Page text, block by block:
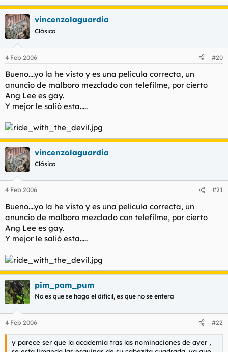
vincenzolaguardia
Clásico
4 Feb 2006 #20
Bueno....yo la he visto y es una pelicula correcta, un
anuncio de malboro mezclado con telefilme, por cierto
Ang Lee es gay.
Y mejor le salió esta.....
vincenzolaguardia
Clásico
4 Feb 2006 #21
Bueno....yo la he visto y es una pelicula correcta, un
anuncio de malboro mezclado con telefilme, por cierto
Ang Lee es gay.
Y mejor le salió esta.....
pim_pam_pum
No es que se haga el dificil, es que no se entera
4 Feb 2006 #22
y parece ser que la academia tras las nominaciones de ayer ,